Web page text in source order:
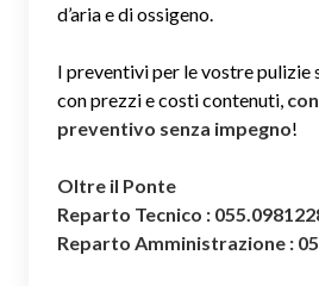
d’aria e di ossigeno.
I preventivi per le vostre pulizie
con prezzi e costi contenuti,
preventivo senza impegno!
Oltre il Ponte
Reparto Tecnico :
Reparto Amministrazione :